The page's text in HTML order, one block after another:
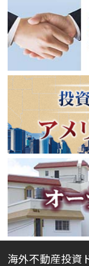
海外不動産投資